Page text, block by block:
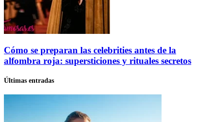
Cómo se preparan las celebrities antes de la
alfombra roja: supersticiones y rituales secretos
Últimas entradas